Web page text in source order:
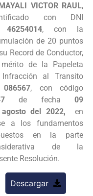
Intranet
VICTOR RAUL,
con DNI
46254014, con la
de 20 puntos
Record de Conductor,
de la Papeleta
al Transito
086567, con código
de fecha 09
del 2022, en
a los fundamentos
en la parte
de la
Resolución.
Descargar